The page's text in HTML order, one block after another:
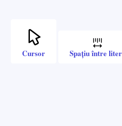
Cursor Spațiu între